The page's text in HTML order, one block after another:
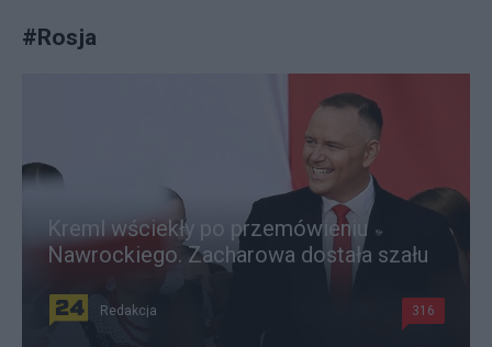
#Rosja
Kreml wściekły po przemówieniu
Nawrockiego. Zacharowa dostała szału
Redakcja 316